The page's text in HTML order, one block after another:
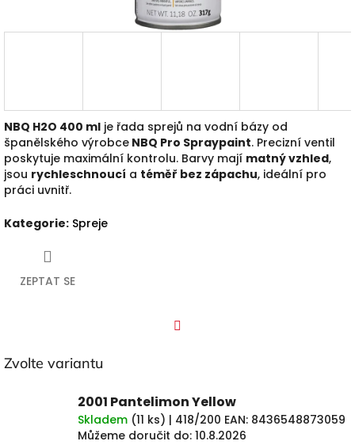
NBQ H2O 400 ml je řada sprejů na vodní bázy od
španělského výrobce NBQ Pro Spraypaint. Precizní ventil
poskytuje maximální kontrolu. Barvy mají matný vzhled,
jsou rychleschnoucí a téměř bez zápachu, ideální pro
práci uvnitř.
Kategorie: Spreje
ZEPTAT SE
Zvolte variantu
2001 Pantelimon Yellow
Skladem (11 ks) | 418/200 EAN: 8436548873059
Můžeme doručit do: 10.8.2026